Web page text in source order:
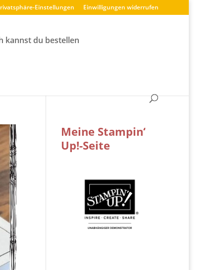
Einstellungen Einwilligungen widerrufen
kannst du bestellen
Meine Stampin‘
Up!-Seite